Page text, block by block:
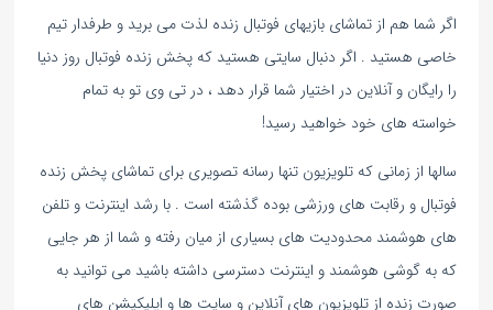
اگر شما هم از تماشای بازیهای فوتبال زنده لذت می برید و طرفدار تیم
خاصی هستید . اگر دنبال سایتی هستید که پخش زنده فوتبال روز دنیا
را رایگان و آنلاین در اختیار شما قرار دهد ، در تی وی تو به تمام
خواسته های خود خواهید رسید!
سالها از زمانی که تلویزیون تنها رسانه تصویری برای تماشای پخش زنده
فوتبال و رقابت های ورزشی بوده گذشته است . با رشد اینترنت و تلفن
های هوشمند محدودیت های بسیاری از میان رفته و شما از هر جایی
که به گوشی هوشمند و اینترنت دسترسی داشته باشید می توانید به
صورت زنده از تلویزیون های آنلاین و سایت ها و اپلیکیشن های